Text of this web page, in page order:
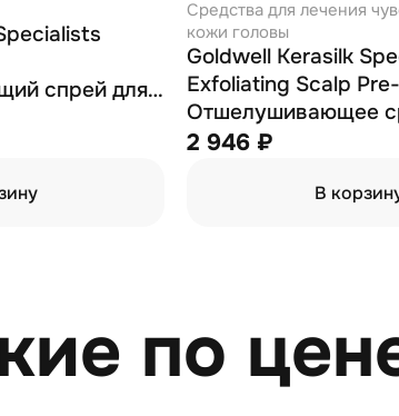
спрей для
Средства для лечения
кожи головы
Goldwell Kerasilk
Exfoliating Scalp
Отшелушивающее
кожи головы перед
2 946 ₽
В
по